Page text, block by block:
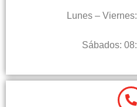
Lunes –
Sábados: